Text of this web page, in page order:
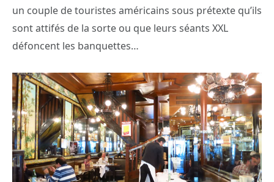
un couple de touristes américains sous prétexte qu’ils
sont attifés de la sorte ou que leurs séants XXL
défoncent les banquettes…